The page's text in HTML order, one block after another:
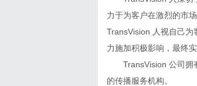
力于为客户在激烈的市
TransVision 人视自己为
力施加积极影响，最终
TransVision 公司拥
的传播服务机构。